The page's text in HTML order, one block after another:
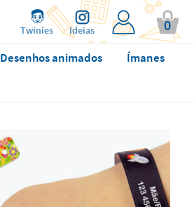
Twinies Ideias 0
Desenhos animados
Ímanes